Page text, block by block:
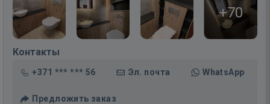
+70
Контакты
+371 *** *** 56 Эл. почта WhatsApp
Предложить заказ